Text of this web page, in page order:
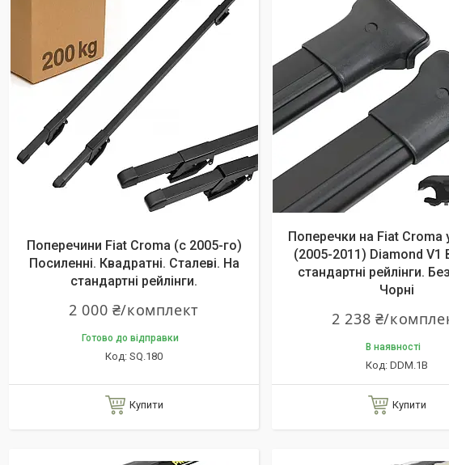
Поперечини Fiat Croma (c 2005-го)
Посиленні. Квадратні. Сталеві. На
стандартні рейлінги.
2 000 ₴/комплект
Готово до відправки
SQ.180
Купити
Поперечки на Fiat Croma
(2005-2011) Diamond V1
стандартні рейлінги.
Чорні
2 238 ₴/
В наявності
DDM.1B
Купити